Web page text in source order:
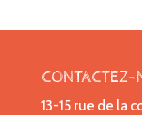
CONTACTEZ-
13-15 rue de la